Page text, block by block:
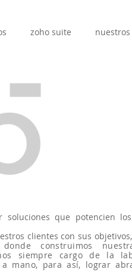
zoho suite
que potencien
clientes con sus objetivos,
construimos
siempre cargo de la
mano, para así, lograr